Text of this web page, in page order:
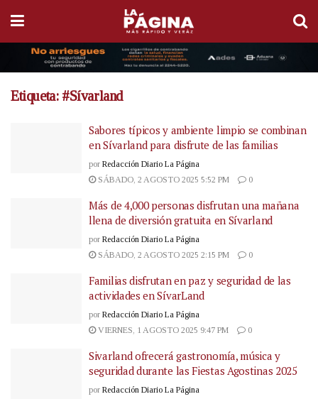
Etiqueta: #Sívarland
Sabores típicos y ambiente limpio se combinan
en Sívarland para disfrute de las familias
por Redacción Diario La Página
SÁBADO, 2 AGOSTO 2025 5:52 PM
0
Más de 4,000 personas disfrutan una mañana
llena de diversión gratuita en Sívarland
por Redacción Diario La Página
SÁBADO, 2 AGOSTO 2025 2:15 PM
0
Familias disfrutan en paz y seguridad de las
actividades en SívarLand
por Redacción Diario La Página
VIERNES, 1 AGOSTO 2025 9:47 PM
0
Sivarland ofrecerá gastronomía, música y
seguridad durante las Fiestas Agostinas 2025
por Redacción Diario La Página